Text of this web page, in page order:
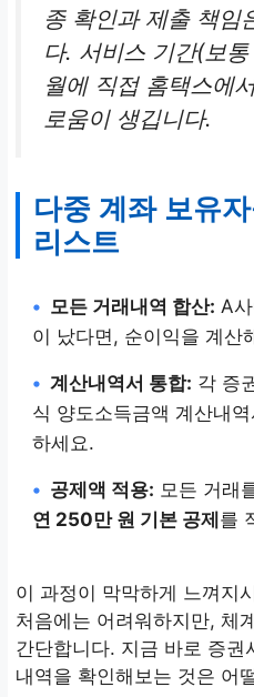
종 확인과 제출 책임
다. 서비스 기간(보
월에 직접 홈택스에
로움이 생깁니다.
다중 계좌 보유
리스트
• 모든 거래내역 합산: A
이 났다면, 순이익을 계산
• 계산내역서 통합: 각 증
식 양도소득금액 계산내
하세요.
• 공제액 적용: 모든 거래
연 250만 원 기본 공제를
이 과정이 막막하게 느껴지
처음에는 어려워하지만, 체
간단합니다. 지금 바로 증권
내역을 확인해보는 것은 어